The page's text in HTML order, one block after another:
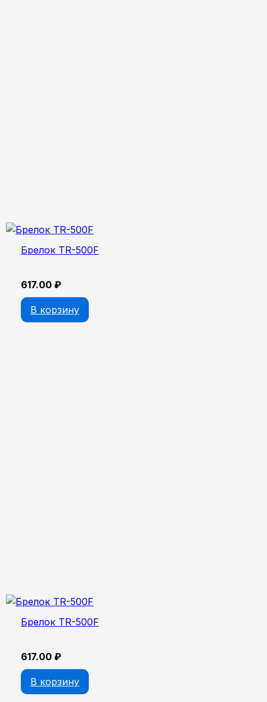
Брелок TR-500F
617.00 ₽
В корзину
Брелок TR-500F
617.00 ₽
В корзину